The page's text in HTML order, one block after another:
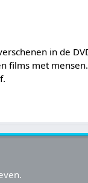
in de
films met